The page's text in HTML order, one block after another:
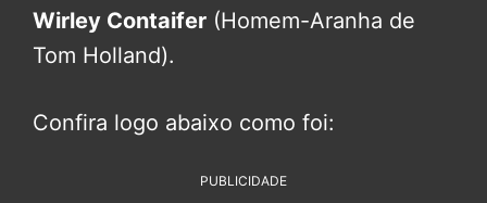
Wirley Contaifer (Homem-Aranha de
Tom Holland).
Confira logo abaixo como foi:
PUBLICIDADE